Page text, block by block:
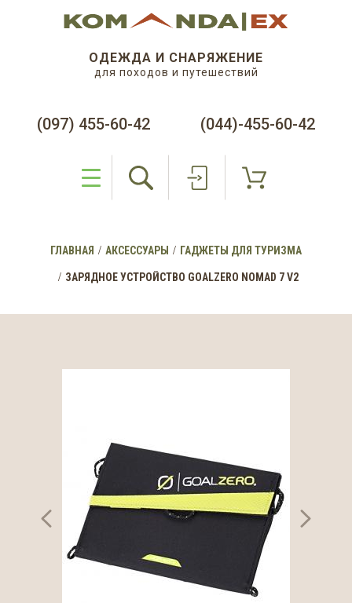
ОДЕЖДА И СНАРЯЖЕНИЕ
для походов и путешествий
(097) 455-60-42 (044)-455-60-42
ГЛАВНАЯ АКСЕССУАРЫ ГАДЖЕТЫ ДЛЯ ТУРИЗМА
ЗАРЯДНОЕ УСТРОЙСТВО GOALZERO NOMAD 7 V2